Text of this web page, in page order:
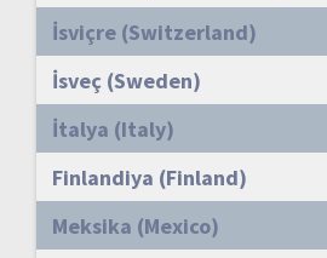
İsviçre (Switzerland)
İsveç (Sweden)
İtalya (Italy)
Finlandiya (Finland)
Meksika (Mexico)